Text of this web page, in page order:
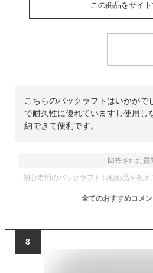
この商品をサイ
こちらのバックラフトはいかがで
で耐久性に優れていますし使用し
納できて便利です。
回答された質
初心者用のバックラフトお勧め品を教え
全てのおすすめコメン
8